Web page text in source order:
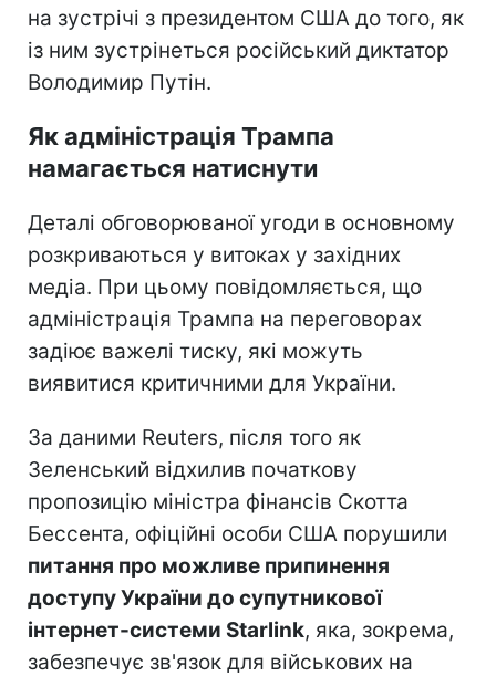
на зустрічі з президентом США до того, як
із ним зустрінеться російський диктатор
Володимир Путін.
Як адміністрація Трампа
намагається натиснути
Деталі обговорюваної угоди в основному
розкриваються у витоках у західних
медіа. При цьому повідомляється, що
адміністрація Трампа на переговорах
задіює важелі тиску, які можуть
виявитися критичними для України.
За даними Reuters, після того як
Зеленський відхилив початкову
пропозицію міністра фінансів Скотта
Бессента, офіційні особи США порушили
питання про можливе припинення
доступу України до супутникової
інтернет-системи Starlink, яка, зокрема,
забезпечує зв'язок для військових на